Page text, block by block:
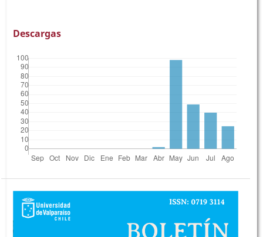
Descargas